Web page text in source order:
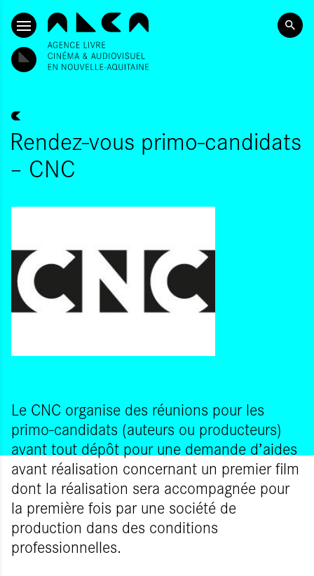
ALLER AU CONTENU PRINCIPAL
Rendez-vous primo-candidats
– CNC
Le CNC organise des réunions pour les
primo-candidats (auteurs ou producteurs)
avant tout dépôt pour une demande d’aides
avant réalisation concernant un premier film
dont la réalisation sera accompagnée pour
la première fois par une société de
production dans des conditions
professionnelles.